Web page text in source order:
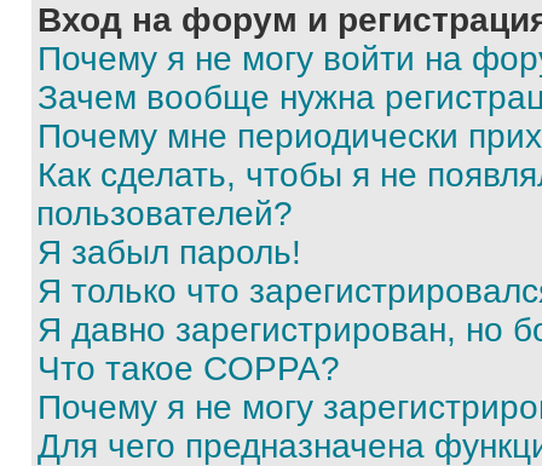
Вход на форум и
Почему я не могу войти на
Зачем вообще нужна
Почему мне периодически
Как сделать, чтобы я не
пользователей?
Я забыл пароль!
Я только что
Я давно зарегистрирован, но
Что такое COPPA?
Почему я не могу
Для чего предназначена